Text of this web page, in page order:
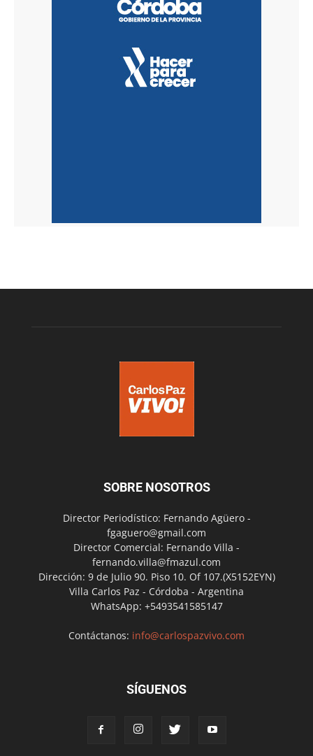
SOBRE NOSOTROS
Director Periodístico: Fernando Agüero -
fgaguero@gmail.com
Director Comercial: Fernando Villa -
fernando.villa@fmazul.com
Dirección: 9 de Julio 90. Piso 10. Of 107.(X5152EYN)
Villa Carlos Paz - Córdoba - Argentina
WhatsApp: +5493541585147
Contáctanos: info@carlospazvivo.com
SÍGUENOS